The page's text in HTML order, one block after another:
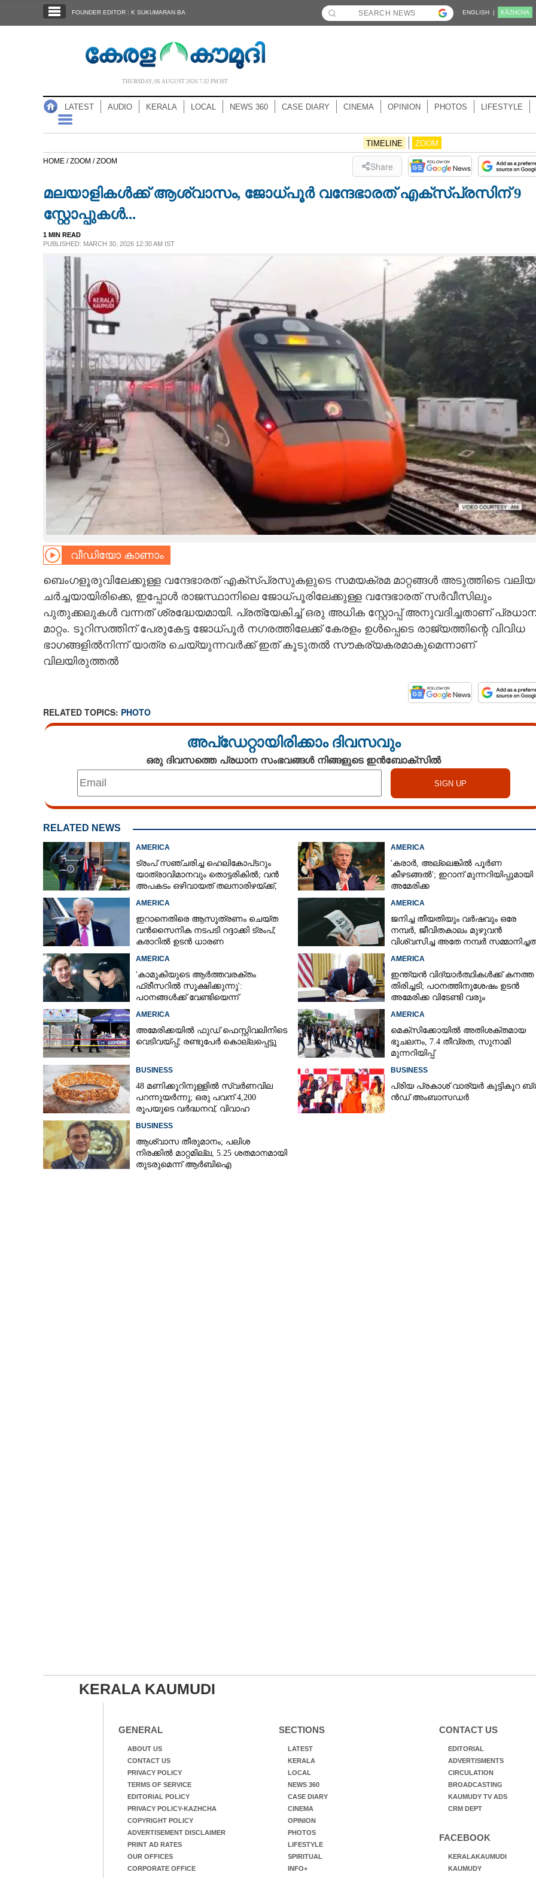
NOTIFIED NEWS
NEWS 360
CASE DIARY
LIFESTYLE
SPIRITUAL
CARTOONS
LITERATURE
CONTACT US
FOUNDER EDITOR : K SUKUMARAN BA ENGLISH | KĀZHCHA
THURSDAY, 06 AUGUST 2026 7.32 PM IST
LATEST AUDIO KERALA LOCAL NEWS 360 CASE DIARY CINEMA OPINION PHOTOS LIFESTYLE
TIMELINE ZOOM
HOME /ZOOM /ZOOM Share
മലയാളികൾക്ക് ആശ്വാസം, ജോധ്പൂർ വന്ദേഭാരത് എക്സ്പ്രസിന് 9
സ്റ്റോപ്പുകൾ...
1 MIN READ
PUBLISHED: MARCH 30, 2026 12:30 AM IST
വീഡിയോ കാണാം
ബെംഗളൂരുവിലേക്കുള്ള വന്ദേഭാരത് എക്സ്പ്രസുകളുടെ സമയക്രമ മാറ്റങ്ങൾ അടുത്തിടെ വലിയ
ചർച്ചയായിരിക്കെ, ഇപ്പോൾ രാജസ്ഥാനിലെ ജോധ്പൂരിലേക്കുള്ള വന്ദേഭാരത് സർവീസിലും
പുതുക്കലുകൾ വന്നത് ശ്രദ്ധേയമായി. പ്രത്യേകിച്ച് ഒരു അധിക സ്റ്റോപ്പ് അനുവദിച്ചതാണ്
മാറ്റം. ടൂറിസത്തിന് പേരുകേട്ട ജോധ്പൂർ നഗരത്തിലേക്ക് കേരളം ഉൾപ്പെടെ രാജ്യത്തിന്റെ വിവിധ
ഭാഗങ്ങളിൽനിന്ന് യാത്ര ചെയ്യുന്നവർക്ക് ഇത് കൂടുതൽ സൗകര്യകരമാകുമെന്നാണ്
വിലയിരുത്തൽ
RELATED TOPICS: PHOTO
അപ്ഡേറ്റായിരിക്കാം ദിവസവും
ഒരു ദിവസത്തെ പ്രധാന സംഭവങ്ങൾ നിങ്ങളുടെ ഇൻബോക്സിൽ
RELATED NEWS
AMERICA
ട്രംപ് സഞ്ചരിച്ച ഹെലികോപ്‌ടറും
യാത്രാവിമാനവും തൊട്ടരികിൽ; വൻ
അപകടം ഒഴിവായത് തലനാരിഴയ്‌ക്ക്,
AMERICA
'കരാർ, അല്ലെങ്കിൽ പൂർണ
കീഴടങ്ങൽ'; ഇറാന് മുന്നറിയിപ്പുമായി
അമേരിക്ക
AMERICA
ഇറാനെതിരെ ആസൂത്രണം ചെയ്‌ത
വൻസൈനിക നടപടി റദ്ദാക്കി ട്രംപ്;
കരാറിൽ ഉടൻ ധാരണ
AMERICA
ജനിച്ച തീയതിയും വർഷവും ഒരേ
നമ്പർ, ജീവിതകാലം മുഴുവൻ
വിശ്വസിച്ച അതേ നമ്പർ
AMERICA
'കാമുകിയുടെ ആർത്തവരക്തം
ഫ്രീസറിൽ സൂക്ഷിക്കുന്നു':
പഠനങ്ങൾക്ക് വേണ്ടിയെന്ന്
AMERICA
ഇന്ത്യൻ വിദ്യാർത്ഥികൾക്ക് കനത്ത
തിരിച്ചടി; പഠനത്തിനുശേഷം ഉടൻ
അമേരിക്ക വിടേണ്ടി വരും
AMERICA
അമേരിക്കയിൽ ഫുഡ് ഫെസ്റ്റിവലിനിടെ
വെടിവയ്‌പ്പ്; രണ്ടുപേർ കൊല്ലപ്പെട്ടു
AMERICA
മെക്സിക്കോയിൽ അതിശക്തമായ
ഭൂചലനം,​ 7.4 തീവ്രത,​ സുനാമി
മുന്നറിയിപ്പ്
BUSINESS
48 മണിക്കൂറിനുള്ളിൽ സ്വർണവില
പറന്നുയർന്നു; ഒരു പവന് 4,200
രൂപയുടെ വർദ്ധനവ്, വിവാഹ
BUSINESS
പ്രി​യ​ ​പ്ര​കാ​ശ് ​വാ​ര്യർ കു​ട്ടി​കൂ​റ​
ൻ​ഡ് ​അം​ബാ​സ​ഡ​ർ
BUSINESS
ആശ്വാസ തീരുമാനം; പലിശ
നിരക്കിൽ മാറ്റമില്ല, 5.25 ശതമാനമായി
തുടരുമെന്ന് ആർബിഐ
KERALA KAUMUDI
GENERAL
ABOUT US
CONTACT US
PRIVACY POLICY
TERMS OF SERVICE
EDITORIAL POLICY
PRIVACY POLICY-KAZHCHA
COPYRIGHT POLICY
ADVERTISEMENT DISCLAIMER
PRINT AD RATES
OUR OFFICES
CORPORATE OFFICE
SECTIONS
LATEST
KERALA
LOCAL
NEWS 360
CASE DIARY
CINEMA
OPINION
PHOTOS
LIFESTYLE
SPIRITUAL
INFO+
CONTACT US
EDITORIAL
ADVERTISMENTS
CIRCULATION
BROADCASTING
KAUMUDY TV ADS
CRM DEPT
FACEBOOK
KERALAKAUMUDI
KAUMUDY
മലയാളികൾക്ക് ആശ്വാസം, ജോധ്പൂർ
സ്റ്റോപ്പുകൾ...
Share this link